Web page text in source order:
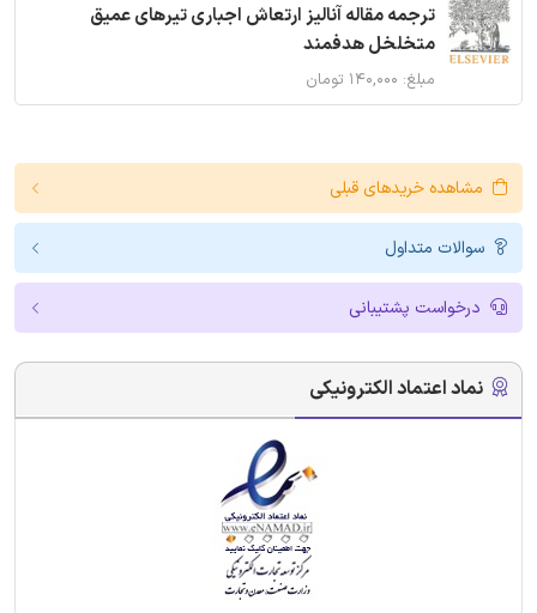
ترجمه مقاله آنالیز ارتعاش اجباری تیرهای عمیق
متخلخل هدفمند
مبلغ: ۱۴۰,۰۰۰ تومان
مشاهده خریدهای قبلی
سوالات متداول
درخواست پشتیبانی
نماد اعتماد الکترونیکی